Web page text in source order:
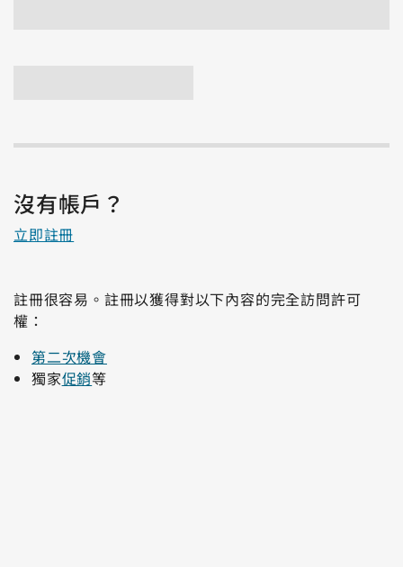
沒有帳戶？
立即註冊
註冊很容易。註冊以獲得對以下內容的完全訪問許可
權：
第二次機會
獨家促銷等